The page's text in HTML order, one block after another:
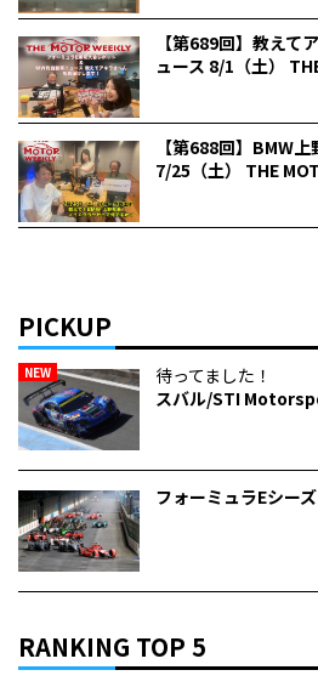
【第689回】教えて
ュース 8/1（土）
【第688回】BMW
7/25（土） THE
PICKUP
NEW
待ってました！
スバル/STI
フォーミュラEシー
RANKING TOP 5